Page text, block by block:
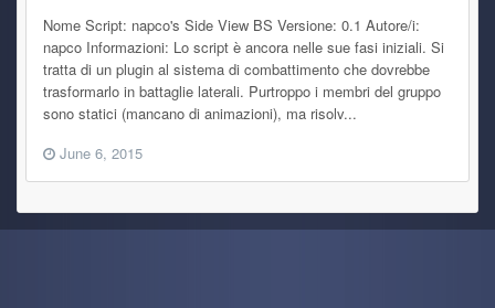
Nome Script: napco's Side View BS Versione: 0.1 Autore/i:
napco Informazioni: Lo script è ancora nelle sue fasi iniziali. Si
tratta di un plugin al sistema di combattimento che dovrebbe
trasformarlo in battaglie laterali. Purtroppo i membri del gruppo
sono statici (mancano di animazioni), ma risolv...
June 6, 2015